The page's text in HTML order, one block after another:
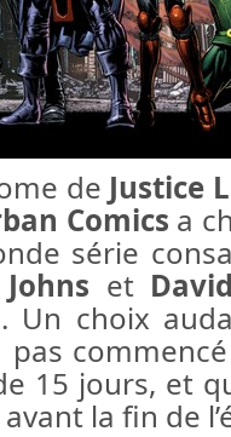
de Justice
Comics a
série
et
Un choix
commencé
15 jours, et
la fin de